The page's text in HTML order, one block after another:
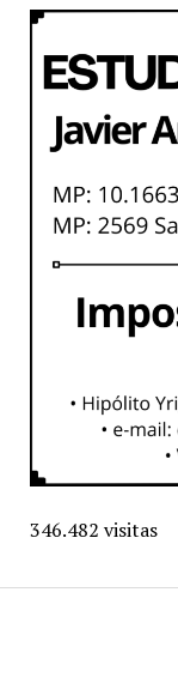
346.482 visitas